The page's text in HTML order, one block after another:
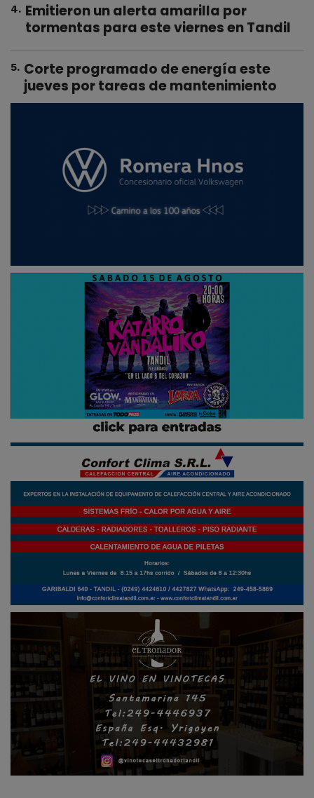
4. Emitieron un alerta amarilla por
tormentas para este viernes en Tandil
5. Corte programado de energía este
jueves por tareas de mantenimiento